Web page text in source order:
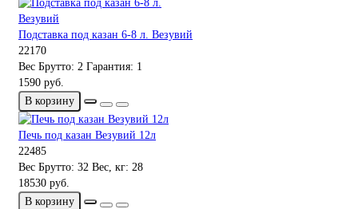
Подставка под казан 6-8 л. Везувий
22170
Вес Брутто: 2 Гарантия: 1
1590 руб.
В корзину
Печь под казан Везувий 12л
22485
Вес Брутто: 32 Вес, кг: 28
18530 руб.
В корзину